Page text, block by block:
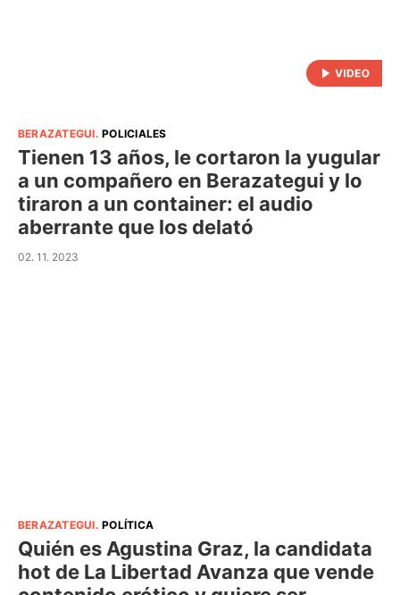
BERAZATEGUI.POLICIALES
Tienen 13 años, le cortaron la yugular
a un compañero en Berazategui y lo
tiraron a un container: el audio
aberrante que los delató
02. 11. 2023
BERAZATEGUI.POLÍTICA
Quién es Agustina Graz, la candidata
hot de La Libertad Avanza que vende